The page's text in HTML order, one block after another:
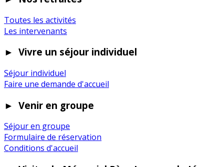
Toutes les activités
Les intervenants
► Vivre un séjour individuel
Séjour individuel
Faire une demande d'accueil
► Venir en groupe
Séjour en groupe
Formulaire de réservation
Conditions d'accueil